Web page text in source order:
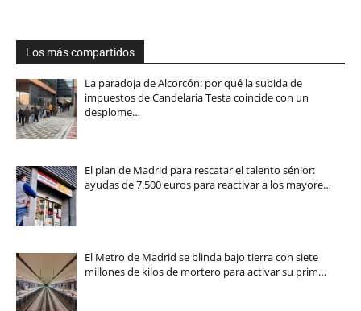
Los más compartidos
La paradoja de Alcorcón: por qué la subida de
impuestos de Candelaria Testa coincide con un
desplome…
El plan de Madrid para rescatar el talento sénior:
ayudas de 7.500 euros para reactivar a los mayore…
El Metro de Madrid se blinda bajo tierra con siete
millones de kilos de mortero para activar su prim…